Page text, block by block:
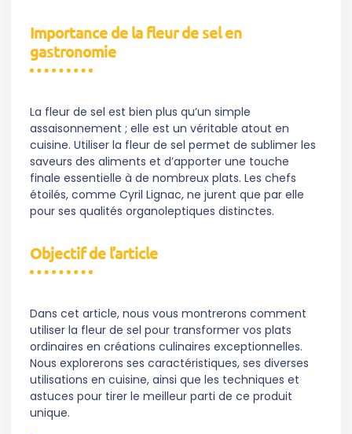
Importance de la fleur de sel en
gastronomie
La fleur de sel est bien plus qu’un simple
assaisonnement ; elle est un véritable atout en
cuisine. Utiliser la fleur de sel permet de sublimer les
saveurs des aliments et d’apporter une touche
finale essentielle à de nombreux plats. Les chefs
étoilés, comme Cyril Lignac, ne jurent que par elle
pour ses qualités organoleptiques distinctes.
Objectif de l’article
Dans cet article, nous vous montrerons comment
utiliser la fleur de sel pour transformer vos plats
ordinaires en créations culinaires exceptionnelles.
Nous explorerons ses caractéristiques, ses diverses
utilisations en cuisine, ainsi que les techniques et
astuces pour tirer le meilleur parti de ce produit
unique.